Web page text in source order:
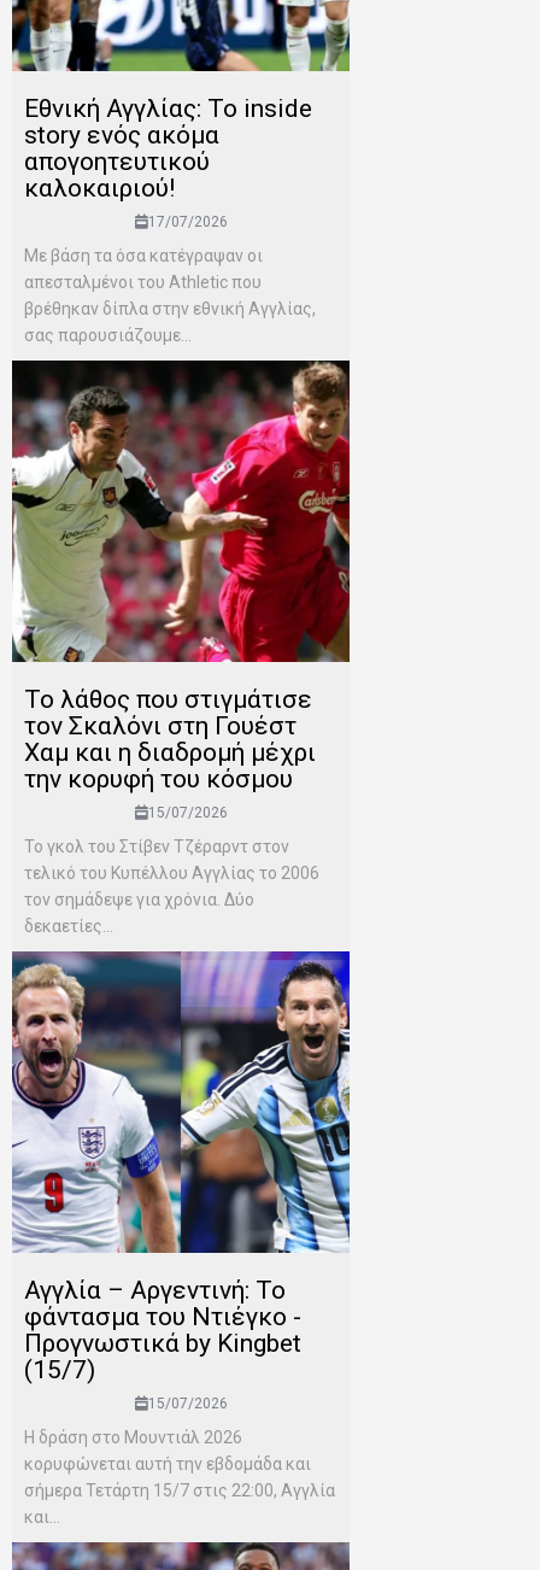
Εθνική Αγγλίας: Το inside
story ενός ακόμα
απογοητευτικού
καλοκαιριού!
17/07/2026
Mε βάση τα όσα κατέγραψαν οι
απεσταλμένοι του Αthletic που
βρέθηκαν δίπλα στην εθνική Αγγλίας,
σας παρουσιάζουμε...
Το λάθος που στιγμάτισε
τον Σκαλόνι στη Γουέστ
Χαμ και η διαδρομή μέχρι
την κορυφή του κόσμου
15/07/2026
Το γκολ του Στίβεν Τζέραρντ στον
τελικό του Κυπέλλου Αγγλίας το 2006
τον σημάδεψε για χρόνια. Δύο
δεκαετίες...
Αγγλία – Αργεντινή: Το
φάντασμα του Ντιέγκο -
Προγνωστικά by Kingbet
(15/7)
15/07/2026
Η δράση στο Μουντιάλ 2026
κορυφώνεται αυτή την εβδομάδα και
σήμερα Τετάρτη 15/7 στις 22:00, Αγγλία
και...